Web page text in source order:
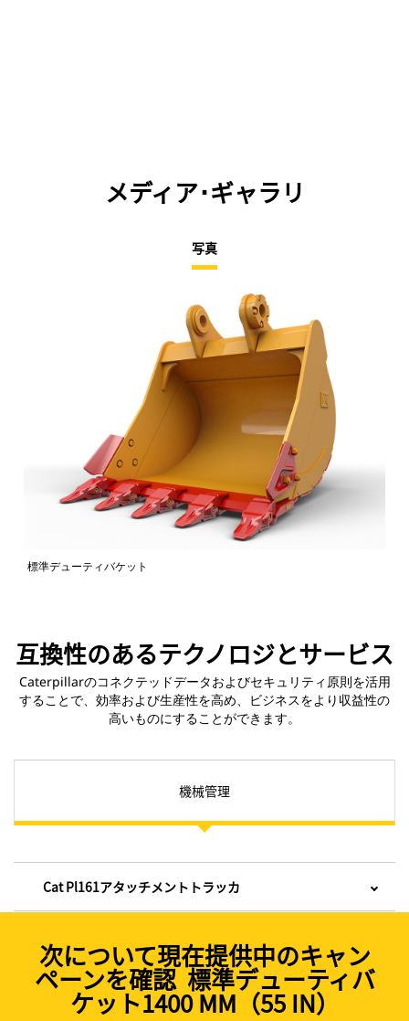
メディア･ギャラリ
写真
標準デューティバケット
互換性のあるテクノロジとサービス
Caterpillarのコネクテッドデータおよびセキュリティ原則を活用
することで、効率および生産性を高め、ビジネスをより収益性の
高いものにすることができます。
機械管理
Cat Pl161アタッチメントトラッカ
次について現在提供中のキャン
ペーンを確認 標準デューティバ
ケット1400 MM（55 IN）